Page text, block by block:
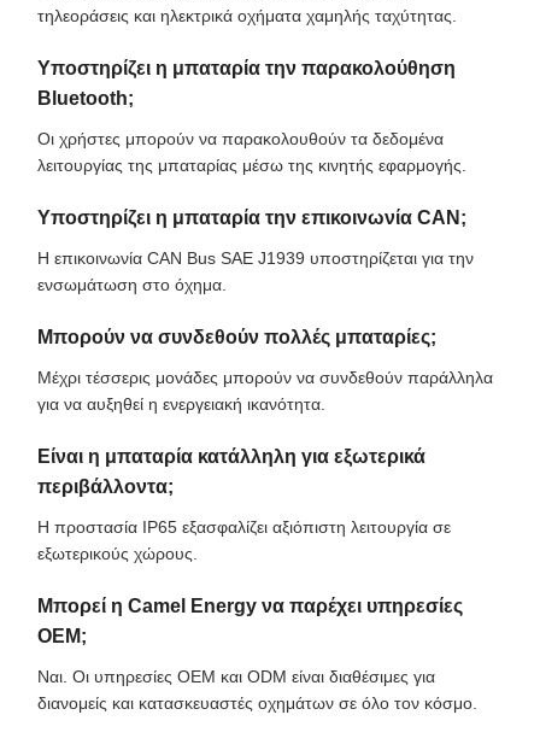
τηλεοράσεις και ηλεκτρικά οχήματα χαμηλής ταχύτητας.
Υποστηρίζει η μπαταρία την παρακολούθηση
Bluetooth;
Οι χρήστες μπορούν να παρακολουθούν τα δεδομένα
λειτουργίας της μπαταρίας μέσω της κινητής εφαρμογής.
Υποστηρίζει η μπαταρία την επικοινωνία CAN;
Η επικοινωνία CAN Bus SAE J1939 υποστηρίζεται για την
ενσωμάτωση στο όχημα.
Μπορούν να συνδεθούν πολλές μπαταρίες;
Μέχρι τέσσερις μονάδες μπορούν να συνδεθούν παράλληλα
για να αυξηθεί η ενεργειακή ικανότητα.
Είναι η μπαταρία κατάλληλη για εξωτερικά
περιβάλλοντα;
Η προστασία IP65 εξασφαλίζει αξιόπιστη λειτουργία σε
εξωτερικούς χώρους.
Μπορεί η Camel Energy να παρέχει υπηρεσίες
OEM;
Ναι. Οι υπηρεσίες OEM και ODM είναι διαθέσιμες για
διανομείς και κατασκευαστές οχημάτων σε όλο τον κόσμο.